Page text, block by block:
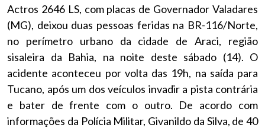
Actros 2646 LS, com placas de Governador Valadares
(MG), deixou duas pessoas feridas na BR-116/Norte,
no perímetro urbano da cidade de Araci, região
sisaleira da Bahia, na noite deste sábado (14). O
acidente aconteceu por volta das 19h, na saída para
Tucano, após um dos veículos invadir a pista contrária
e bater de frente com o outro. De acordo com
informações da Polícia Militar, Givanildo da Silva, de 40